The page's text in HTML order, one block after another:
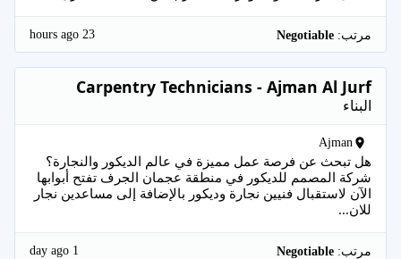
مرتب: 23 hours ago
Carpentry Technicians - Ajman Al Jurf
البناء
Ajman
هل تبحث عن فرصة عمل مميزة في عالم الديكور والنجارة؟
شركة المصمم للديكور في منطقة عجمان الجرف تفتح أبوابها
الآن لاستقبال فنيين نجارة وديكور بالإضافة إلى مساعدين نجار
للان...
مرتب: 1 day ago